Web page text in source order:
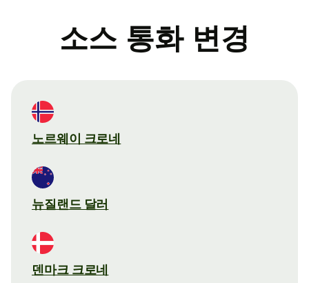
소스 통화 변경
노르웨이 크로네
뉴질랜드 달러
덴마크 크로네